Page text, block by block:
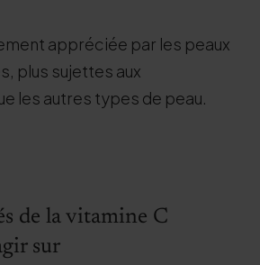
appréciée par les peaux
plus sujettes aux
les autres types de peau.
de la vitamine C
sur